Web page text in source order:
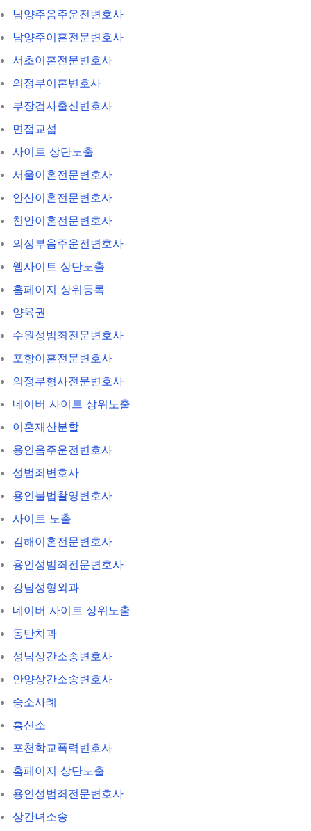
남양주음주운전변호사
남양주이혼전문변호사
서초이혼전문변호사
의정부이혼변호사
부장검사출신변호사
면접교섭
사이트 상단노출
서울이혼전문변호사
안산이혼전문변호사
천안이혼전문변호사
의정부음주운전변호사
웹사이트 상단노출
홈페이지 상위등록
양육권
수원성범죄전문변호사
포항이혼전문변호사
의정부형사전문변호사
네이버 사이트 상위노출
이혼재산분할
용인음주운전변호사
성범죄변호사
용인불법촬영변호사
사이트 노출
김해이혼전문변호사
용인성범죄전문변호사
강남성형외과
네이버 사이트 상위노출
동탄치과
성남상간소송변호사
안양상간소송변호사
승소사례
흥신소
포천학교폭력변호사
홈페이지 상단노출
용인성범죄전문변호사
상간녀소송